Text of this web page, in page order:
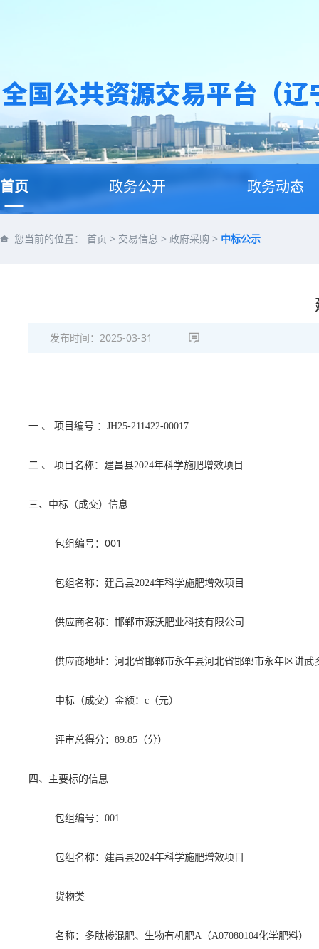
首页 政务公开 政务动态
您当前的位置： 首页 > 交易信息 > 政府采购 > 中标公示
发布时间： 2025-03-31
一 、 项目编号 ：JH25-211422-00017
二 、 项目名称：建昌县2024年科学施肥增效项目
三、中标（成交）信息
包组编号：001
包组名称：建昌县2024年科学施肥增效项目
供应商名称：邯郸市源沃肥业科技有限公司
供应商地址：河北省邯郸市永年县河北省邯郸市永年区讲武
中标（成交）金额：c（元）
评审总得分：89.85（分）
四、主要标的信息
包组编号：001
包组名称：建昌县2024年科学施肥增效项目
货物类
名称：多肽掺混肥、生物有机肥A（A07080104化学肥料）